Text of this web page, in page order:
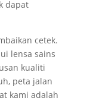
dapat
cetek.
lensa sains
kualiti
peta jalan
kami adalah